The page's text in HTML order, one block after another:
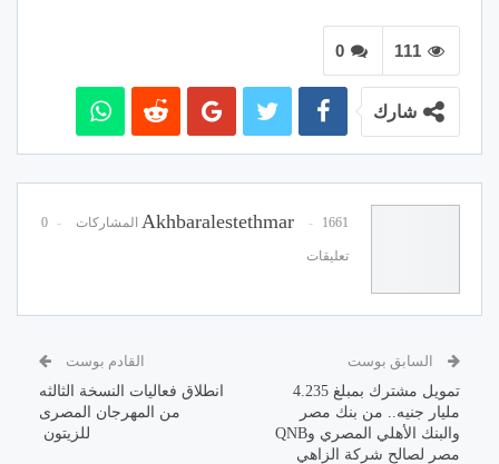
0 111
شارك
Akhbaralestethmar 1661 المشاركات 0
تعليقات
السابق بوست
تمويل مشترك بمبلغ 4.235
مليار جنيه.. من بنك مصر
والبنك الأهلي المصري وQNB
مصر لصالح شركة الزاهي
القادم بوست
انطلاق فعاليات النسخة الثالثه
من المهرجان المصرى
للزيتون